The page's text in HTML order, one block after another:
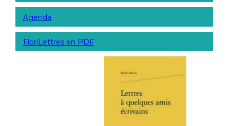
Agenda
FloriLettres en PDF